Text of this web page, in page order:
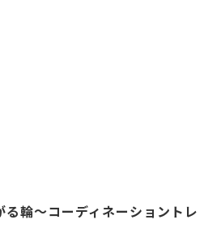
輪～コーディネーショントレ